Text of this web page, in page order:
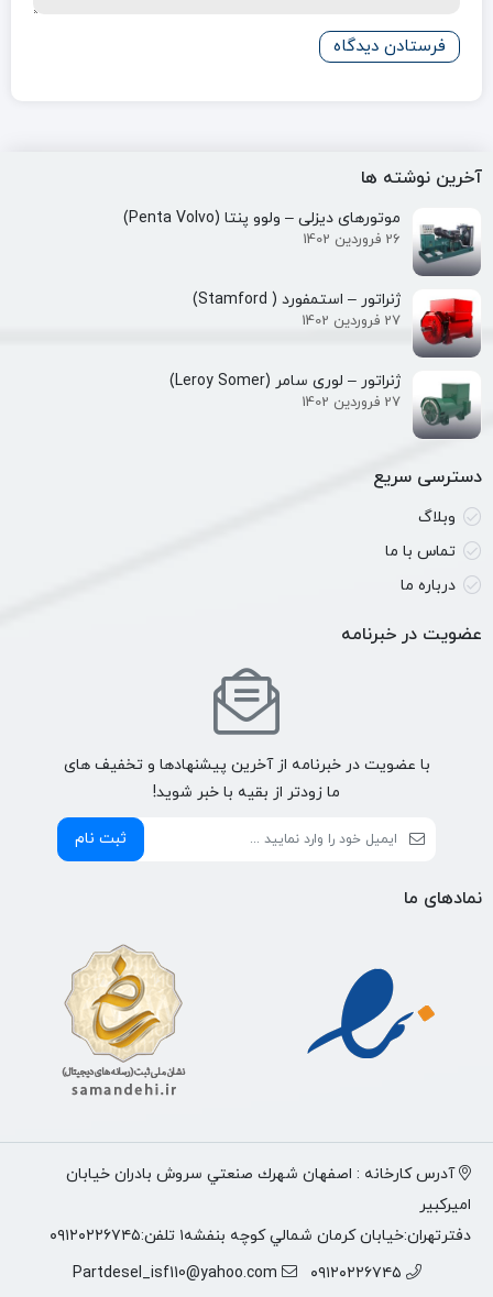
آخرین نوشته ها
موتورهای دیزلی – ولوو پنتا (Penta Volvo)
26 فروردین 1402
ژنراتور – استمفورد ( Stamford)
27 فروردین 1402
ژنراتور – لوری سامر (Leroy Somer)
27 فروردین 1402
دسترسی سریع
وبلاگ
تماس با ما
درباره ما
عضویت در خبرنامه
با عضویت در خبرنامه از آخرین پیشنهادها و تخفیف های
ما زودتر از بقیه با خبر شوید!
ثبت نام
نمادهای ما
آدرس كارخانه : اصفهان شهرك صنعتي سروش بادران خيابان
اميركبير
دفترتهران:خيابان كرمان شمالي كوچه بنفشه١ تلفن:٠٩١٢٠٢٢٦٧٤٥
٠٩١٢٠٢٢٦٧٤٥
Partdesel_isf110@yahoo.com